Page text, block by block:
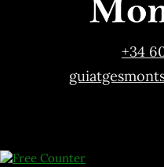
+34